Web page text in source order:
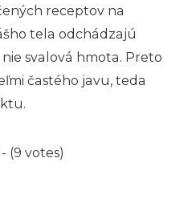
receptov na
tela odchádzajú
svalová hmota. Preto
častého javu, teda
(9 votes)